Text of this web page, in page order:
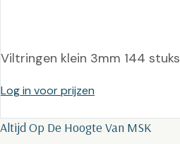
Viltringen klein 3mm 144 stuks
Log in voor prijzen
Altijd Op De Hoogte Van MSK